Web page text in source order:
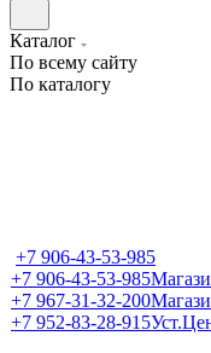
Каталог
По всему сайту
По каталогу
+7 906-43-53-985
+7 906-43-53-985
+7 967-31-32-200
+7 952-83-28-915